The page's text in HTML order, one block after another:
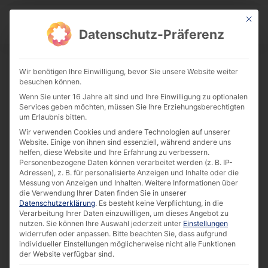
Download Center
Flyer | Self-Checkout Solutions [EN]
Download
10109 downloads
691.77 KB
This
Datenschutz-Präferenz
Wir benötigen Ihre Einwilligung, bevor Sie unsere Website weiter
besuchen können.
Wenn Sie unter 16 Jahre alt sind und Ihre Einwilligung zu optionalen
Services geben möchten, müssen Sie Ihre Erziehungsberechtigten
um Erlaubnis bitten.
Wir verwenden Cookies und andere Technologien auf unserer
Website. Einige von ihnen sind essenziell, während andere uns
helfen, diese Website und Ihre Erfahrung zu verbessern.
Personenbezogene Daten können verarbeitet werden (z. B. IP-
Adressen), z. B. für personalisierte Anzeigen und Inhalte oder die
Messung von Anzeigen und Inhalten. Weitere Informationen über
die Verwendung Ihrer Daten finden Sie in unserer
Datenschutzerklärung. Es besteht keine Verpflichtung, in die
Verarbeitung Ihrer Daten einzuwilligen, um dieses Angebot zu
nutzen. Sie können Ihre Auswahl jederzeit unter Einstellungen
widerrufen oder anpassen. Bitte beachten Sie, dass aufgrund
individueller Einstellungen möglicherweise nicht alle Funktionen
der Website verfügbar sind.